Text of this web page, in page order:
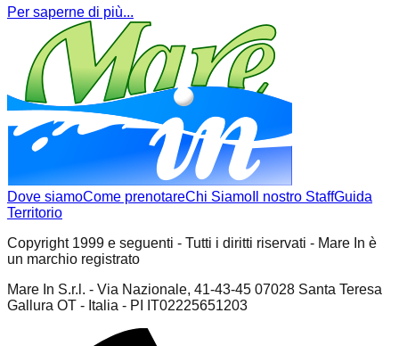
Per saperne di più...
Dove siamoCome prenotareChi Siamo Il nostro StaffGuida
Territorio
Copyright 1999 e seguenti - Tutti i diritti riservati - Mare In è
un marchio registrato
Mare In S.r.l. - Via Nazionale, 41-43-45 07028 Santa Teresa
Gallura OT - Italia - PI IT02225651203